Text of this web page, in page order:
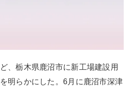
、栃木県鹿沼市に新工場建設用
明らかにした。6月に鹿沼市深津